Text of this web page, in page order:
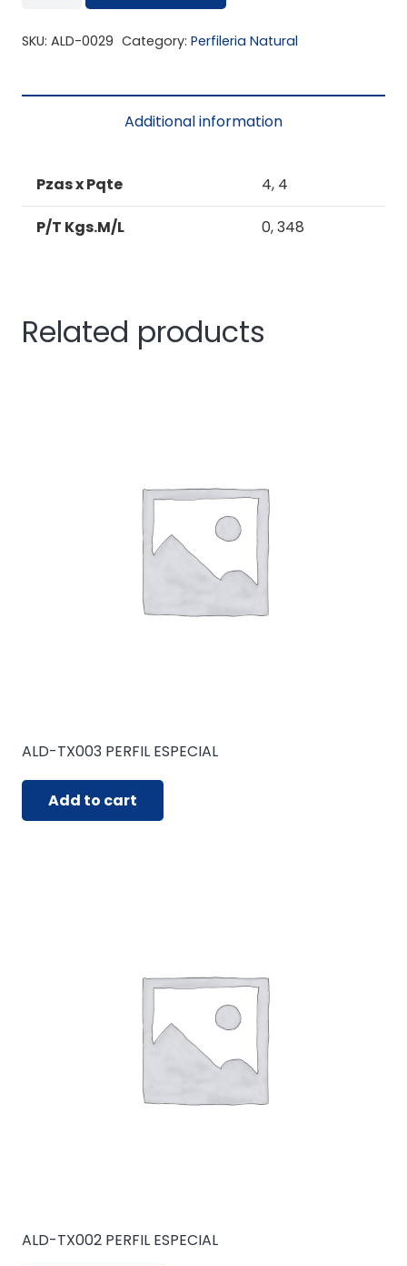
SKU: ALD-0029 Category: Perfileria Natural
Additional information
Pzas x Pqte 4, 4
P/T Kgs.M/L 0, 348
Related products
ALD-TX003 PERFIL ESPECIAL
Add to cart
ALD-TX002 PERFIL ESPECIAL